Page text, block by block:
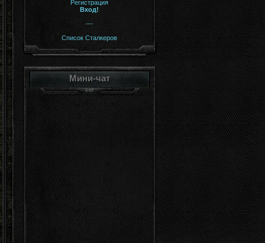
Регистрация
Вход!
---
Список Сталкеров
Мини-чат